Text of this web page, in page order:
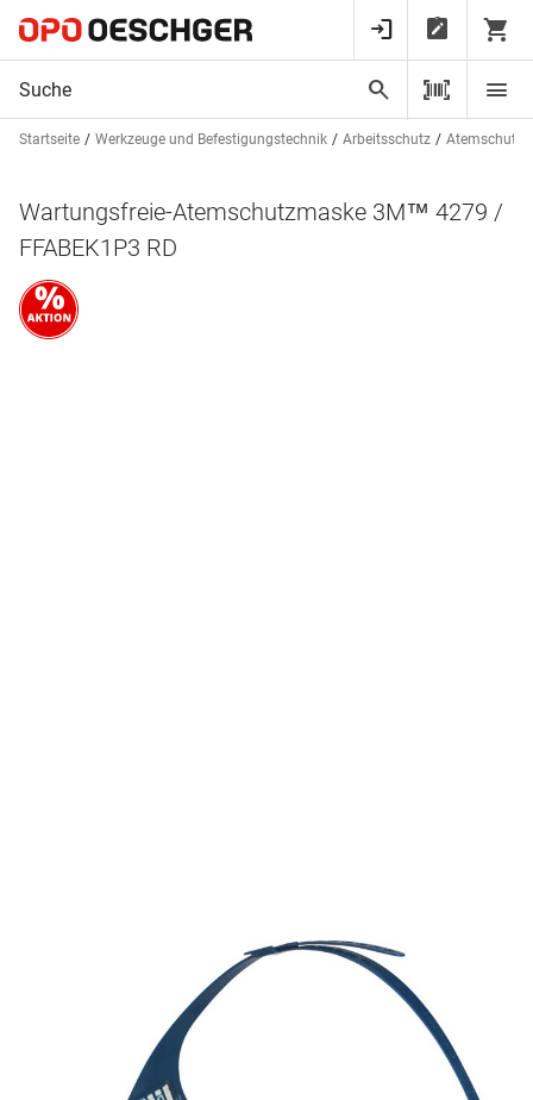
Startseite Werkzeuge und Befestigungstechnik Arbeitsschutz Atemschutz
Wartungsfreie-Atemschutzmaske 3M™ 4279 /
FFABEK1P3 RD